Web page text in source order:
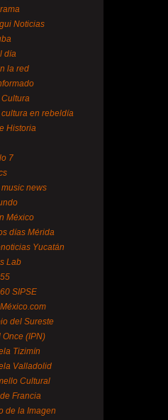
Noticias
día
la red
Cultura
cultura en rebeldía
Historia
7
news
México
días Mérida
Yucatán
Lab
SIPSE
del Sureste
Once (IPN)
Tizimín
Valladolid
Cultural
Francia
de la Imagen